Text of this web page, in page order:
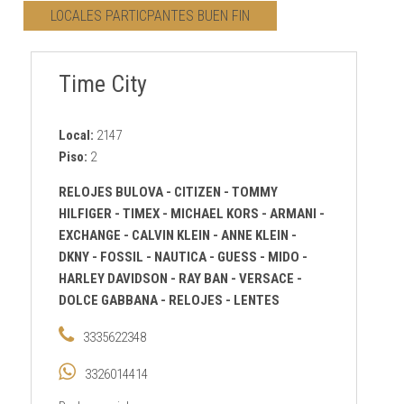
CONTACTO
AVISO PRIVACIDAD
LOCALES PARTICPANTES BUEN FIN
Time City
Local: 2147
Piso: 2
RELOJES BULOVA - CITIZEN - TOMMY
HILFIGER - TIMEX - MICHAEL KORS - ARMANI -
EXCHANGE - CALVIN KLEIN - ANNE KLEIN -
DKNY - FOSSIL - NAUTICA - GUESS - MIDO -
HARLEY DAVIDSON - RAY BAN - VERSACE -
DOLCE GABBANA- RELOJES - LENTES
3335622348
3326014414